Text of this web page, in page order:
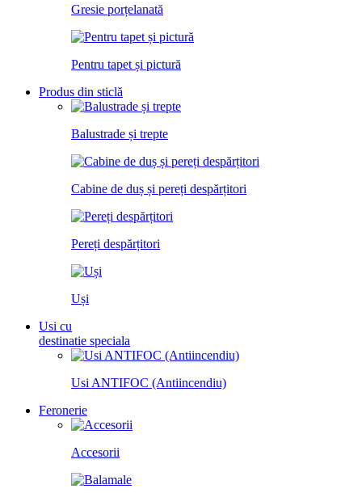
Gresie porțelanată
Pentru tapet și pictură
Produs din sticlă
Balustrade și trepte
Cabine de duș și pereți despărțitori
Pereți despărțitori
Uși
Usi cu
destinatie speciala
Usi ANTIFOC (Antiincendiu)
Feronerie
Accesorii